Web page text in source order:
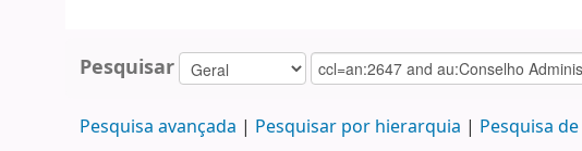
Pesquisar
Pesquisa avançada Pesquisar por hierarquia Pesquisa